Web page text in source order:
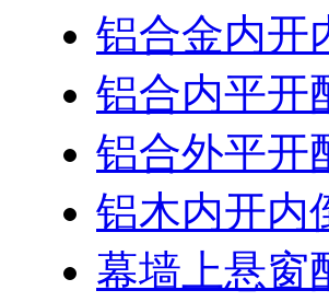
铝合金内开
铝合内平开
铝合外平开
铝木内开内
幕墙上悬窗